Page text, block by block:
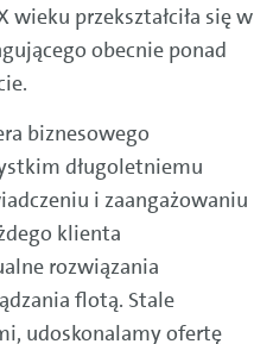
przekształciła się w
obecnie ponad
biznesowego
długoletniemu
i zaangażowaniu
klienta
rozwiązania
flotą. Stale
udoskonalamy ofertę